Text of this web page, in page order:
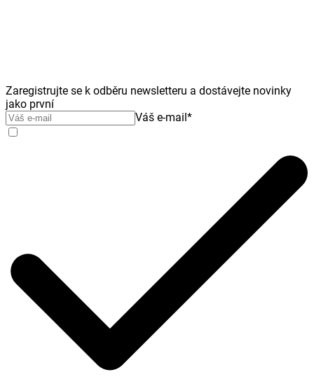
Zaregistrujte se k odběru newsletteru a dostávejte novinky
jako první
Váš e-mail*